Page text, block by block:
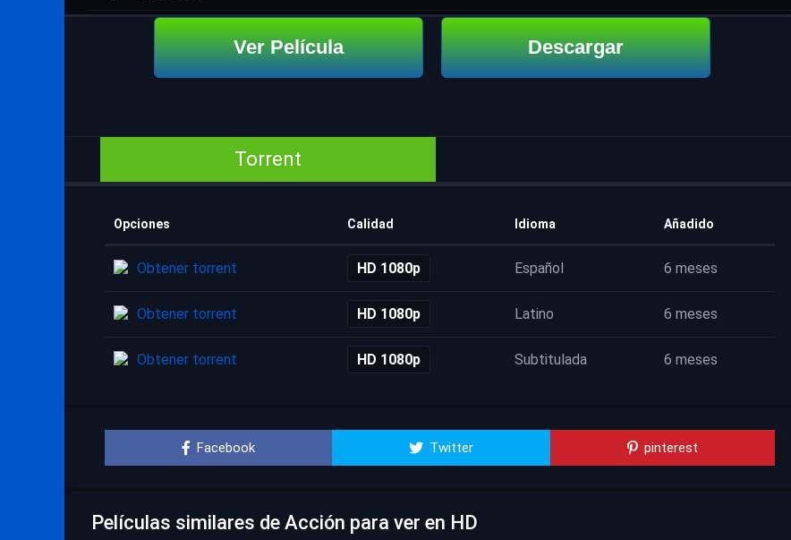
Ver Película Descargar
Torrent
Opciones Calidad Idioma Añadido
Obtener torrent HD 1080p Español 6 meses
Obtener torrent HD 1080p Latino 6 meses
Obtener torrent HD 1080p Subtitulada 6 meses
Facebook Twitter pinterest
Películas similares de Acción para ver en HD